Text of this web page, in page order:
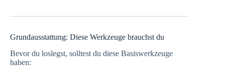
Grundausstattung: Diese Werkzeuge brauchst du
Bevor du loslegst, solltest du diese Basiswerkzeuge
haben: